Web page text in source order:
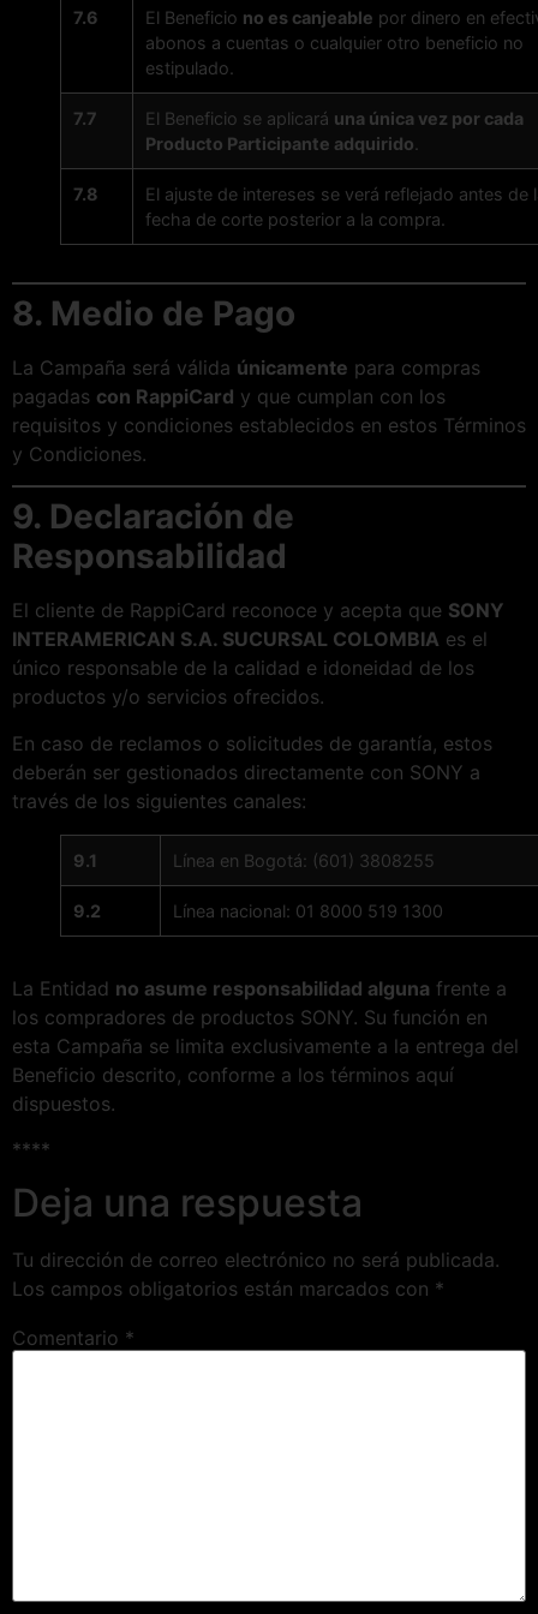
7.6 El Beneficio no es canjeable por dinero en
abonos a cuentas o cualquier otro beneficio no
estipulado.
7.7 El Beneficio se aplicará una única vez por cada
Producto Participante adquirido
7.8
El ajuste de intereses se verá reflejado antes de
fecha de corte posterior a la compra.
8. Medio de Pago
La Campaña será válida únicamente para compras
pagadas con RappiCard y que cumplan con los
requisitos y condiciones establecidos en estos Términos
y Condiciones.
9. Declaración de
Responsabilidad
El cliente de RappiCard reconoce y acepta que SONY
INTERAMERICAN S.A. SUCURSAL COLOMBIA es el
único responsable de la calidad e idoneidad de los
productos y/o servicios ofrecidos.
En caso de reclamos o solicitudes de garantía, estos
deberán ser gestionados directamente con SONY a
través de los siguientes canales:
9.1 Línea en Bogotá: (601) 3808255
9.2 Línea nacional: 01 8000 519 1300
La Entidad no asume responsabilidad alguna frente a
los compradores de productos SONY. Su función en
esta Campaña se limita exclusivamente a la entrega del
Beneficio descrito, conforme a los términos aquí
dispuestos.
****
Deja una respuesta
Tu dirección de correo electrónico no será publicada.
Los campos obligatorios están marcados con *
Comentario *